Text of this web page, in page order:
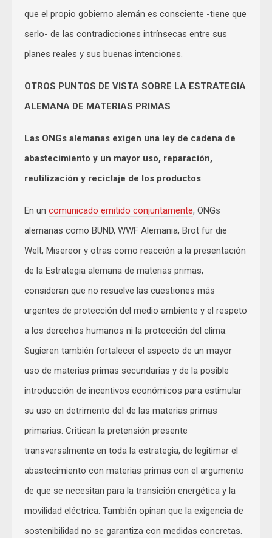
que el propio gobierno alemán es consciente -tiene que
serlo- de las contradicciones intrínsecas entre sus
planes reales y sus buenas intenciones.
OTROS PUNTOS DE VISTA SOBRE LA ESTRATEGIA
ALEMANA DE MATERIAS PRIMAS
Las ONGs alemanas exigen una ley de cadena de
abastecimiento y un mayor uso, reparación,
reutilización y reciclaje de los productos
En un comunicado emitido conjuntamente, ONGs
alemanas como BUND, WWF Alemania, Brot für die
Welt, Misereor y otras como reacción a la presentación
de la Estrategia alemana de materias primas,
consideran que no resuelve las cuestiones más
urgentes de protección del medio ambiente y el respeto
a los derechos humanos ni la protección del clima.
Sugieren también fortalecer el aspecto de un mayor
uso de materias primas secundarias y de la posible
introducción de incentivos económicos para estimular
su uso en detrimento del de las materias primas
primarias. Critican la pretensión presente
transversalmente en toda la estrategia, de legitimar el
abastecimiento con materias primas con el argumento
de que se necesitan para la transición energética y la
movilidad eléctrica. También opinan que la exigencia de
sostenibilidad no se garantiza con medidas concretas.